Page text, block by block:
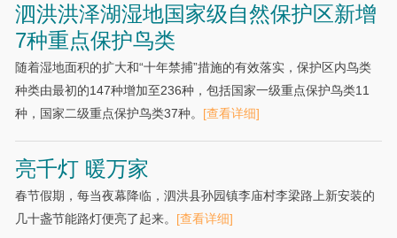
泗洪洪泽湖湿地国家级自然保护区新增
7种重点保护鸟类
随着湿地面积的扩大和“十年禁捕”措施的有效落实，保护区内鸟类
种类由最初的147种增加至236种，包括国家一级重点保护鸟类11
种，国家二级重点保护鸟类37种。 [查看详细]
亮千灯 暖万家
春节假期，每当夜幕降临，泗洪县孙园镇李庙村李梁路上新安装的
几十盏节能路灯便亮了起来。 [查看详细]